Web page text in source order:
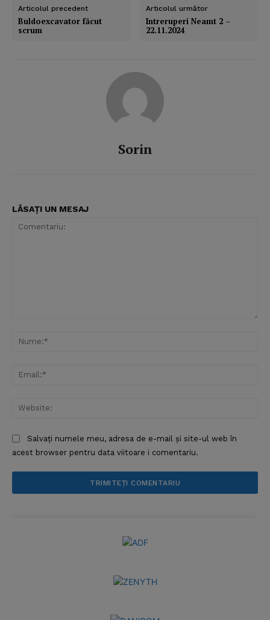
Articolul precedent
Buldoexcavator făcut
scrum
Articolul următor
Intreruperi Neamt 2 –
22.11.2024
Sorin
LĂSAȚI UN MESAJ
Salvați numele meu, adresa de e-mail și site-ul web în
acest browser pentru data viitoare i comentariu.